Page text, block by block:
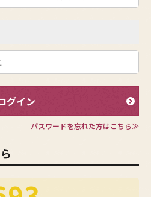
グイン
パスワードを忘れた方はこちら≫